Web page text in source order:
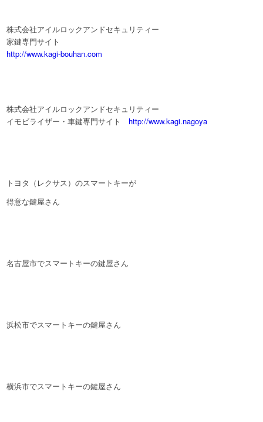
株式会社アイルロックアンドセキュリティー
家鍵専門サイト
http://www.kagi-bouhan.com
株式会社アイルロックアンドセキュリティー
イモビライザー・車鍵専門サイト http://www.kagi.nagoya
トヨタ（レクサス）のスマートキーが
得意な鍵屋さん
名古屋市でスマートキーの鍵屋さん
浜松市でスマートキーの鍵屋さん
横浜市でスマートキーの鍵屋さん